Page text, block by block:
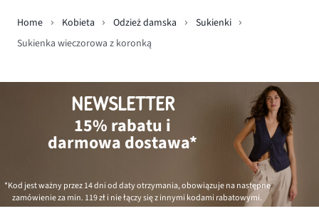
Home Kobieta Odzież damska
Sukienki
Sukienka wieczorowa z koronką
NEWSLETTER
15% rabatu i
darmowa dostawa*
*Kod jest ważny przez 14 dni od daty otrzymania, obowiązuje na następne
zamówienie za min. 119 złi nie łączy się z innymi kodami rabatowymi.